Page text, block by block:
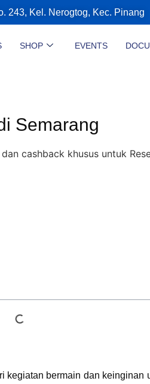
243, Kel. Nerogtog, Kec. Pinang
SHOP EVENTS
Semarang
khusus untuk Reseller
kegiatan bermain dan keinginan